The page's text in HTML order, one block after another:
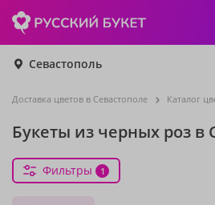
Севастополь
Доставка цветов в Севастополе Каталог
Букеты из черных роз в
Фильтры 1